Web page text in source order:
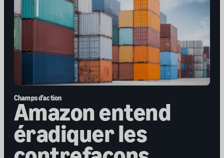
Champs d’action
Amazon entend
éradiquer les